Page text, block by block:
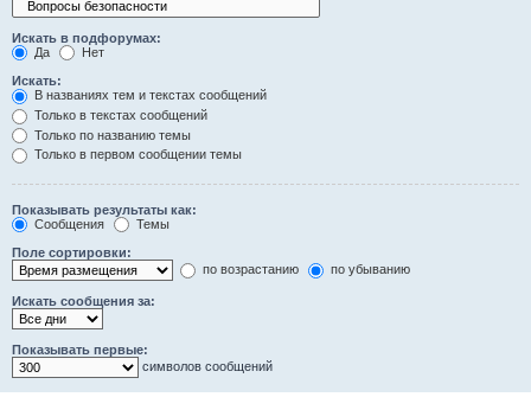
Искать в подфорумах:
Да
Нет
Искать:
В названиях тем и текстах сообщений
Только в текстах сообщений
Только по названию темы
Только в первом сообщении темы
Показывать результаты как:
Сообщения
Темы
Поле сортировки:
по возрастанию
по убыванию
Искать сообщения за:
Показывать первые:
символов сообщений